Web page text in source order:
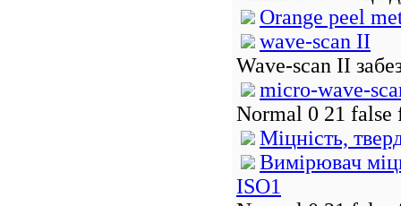
Orange peel
wave-scan II
Wave-scan II
micro-wave-
Normal 0 21
Міцність,
Вимірювач
ISO1